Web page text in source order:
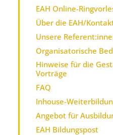
EAH Online-
Über die EAH/
Unsere
Organisatorische
Hinweise für die
Vorträge
FAQ
Inhouse-
Angebot für
EAH Bildungspost